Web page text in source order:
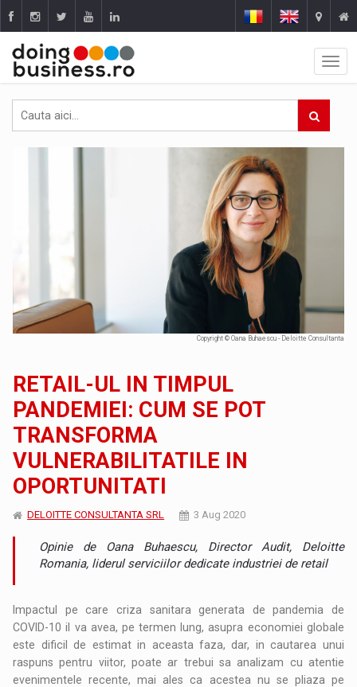
Copyright © Oana Buhaescu - Deloitte Consultanta
RETAIL-UL IN TIMPUL
PANDEMIEI: CUM SE POT
TRANSFORMA
VULNERABILITATILE IN
OPORTUNITATI
DELOITTE CONSULTANTA SRL 3 Aug 2020
Opinie de Oana Buhaescu, Director Audit, Deloitte
Romania, liderul serviciilor dedicate industriei de retail
Impactul pe care criza sanitara generata de pandemia de
COVID-10 il va avea, pe termen lung, asupra economiei globale
este dificil de estimat in aceasta faza, dar, in cautarea unui
raspuns pentru viitor, poate ar trebui sa analizam cu atentie
evenimentele recente, mai ales ca acestea nu se pliaza pe